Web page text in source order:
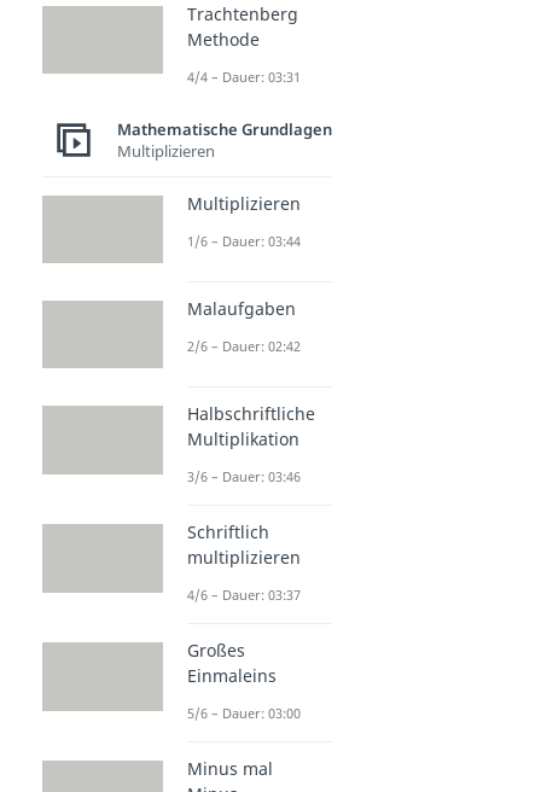
Trachtenberg
Methode
4/4 – Dauer: 03:31
Mathematische Grundlagen
Multiplizieren
Multiplizieren
1/6 – Dauer: 03:44
Malaufgaben
2/6 – Dauer: 02:42
Halbschriftliche
Multiplikation
3/6 – Dauer: 03:46
Schriftlich
multiplizieren
4/6 – Dauer: 03:37
Großes
Einmaleins
5/6 – Dauer: 03:00
Minus mal